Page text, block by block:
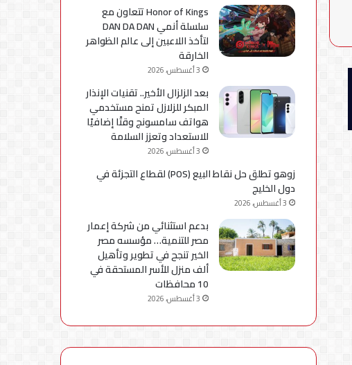
Honor of Kings تتعاون مع
سلسلة أنمي DAN DA DAN
لتأخذ اللاعبين إلى عالم الظواهر
الخارقة
3 أغسطس، 2026
بعد الزلزال الأخير.. تقنيات الإنذار
المبكر للزلازل تمنح مستخدمي
هواتف سامسونج وقتًا إضافيًا
للاستعداد وتعزز السلامة
3 أغسطس، 2026
زوهو تطلق حل نقاط البيع (POS) لقطاع التجزئة في
دول الخليج
3 أغسطس، 2026
بدعم استثنائي من شركة إعمار
مصر للتنمية… مؤسسه مصر
الخير تنجح في تطوير وتأهيل
ألف منزل للأسر المستحقة في
10 محافظات
3 أغسطس، 2026